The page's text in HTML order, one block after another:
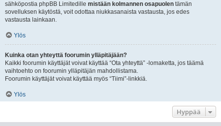
sähköpostia phpBB Limitedille mistään kolmannen osapuolen tämän
sovelluksen käytöstä, voit odottaa niukkasanaista vastausta, jos edes
vastausta lainkaan.
Ylös
Kuinka otan yhteyttä foorumin ylläpitäjään?
Kaikki foorumin käyttäjät voivat käyttää “Ota yhteyttä” -lomaketta, jos täämä
vaihtoehto on foorumin ylläpitäjän mahdollistama.
Foorumin käyttäjät voivat käyttää myös “Tiimi”-linkkiä.
Ylös
Hyppää